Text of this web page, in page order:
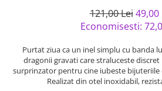
121,00 Lei 49,00
Economisesti:
Purtat ziua ca un inel simplu cu banda
dragonii gravati care straluceste
surprinzator pentru cine iubeste
Realizat din otel inoxidabil,